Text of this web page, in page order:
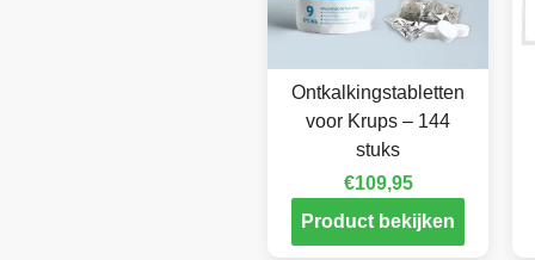
Ontkalkingstabletten
voor Krups – 144
stuks
€109,95
Product bekijken